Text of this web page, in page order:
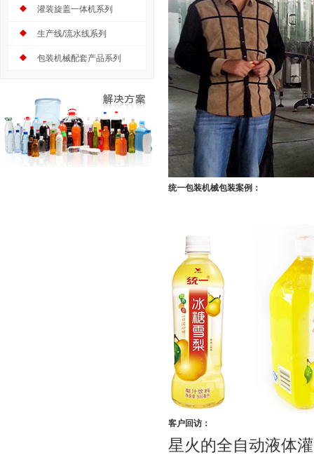
灌装旋盖一体机系列
生产线/流水线系列
包装机械配套产品系列
统一包装机械包装案例：
客户回访：
星火的全自动液体